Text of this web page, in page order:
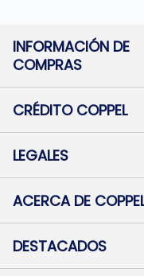
INFORMACIÓN DE
COMPRAS
Términos y condiciones
Botón de
Mapa de sitio
CRÉDITO COPPEL
Solicitar Crédito
Medios de Pago
Pago Fácil Online
LEGALES
Baja contratos
Defensa al consumidor
ACERCA DE
Trabajá con Nosotros
Preguntas Frecuentes
DESTACADOS